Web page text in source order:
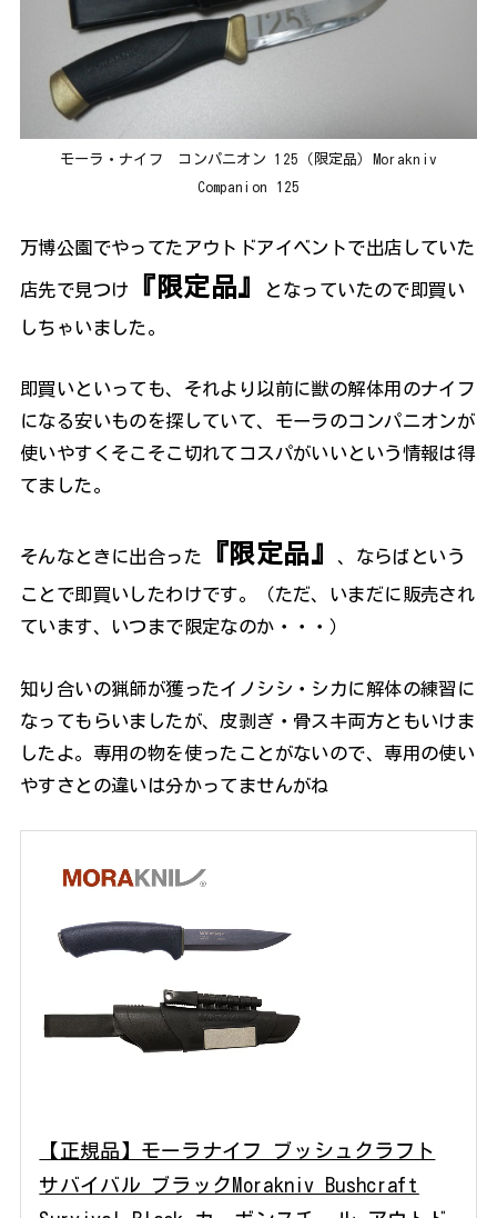
モーラ・ナイフ コンパニオン 125（限定品）Morakniv
Companion 125
万博公園でやってたアウトドアイベントで出店していた
店先で見つけ 『限定品』
となっていたので即買い
しちゃいました。
即買いといっても、それより以前に獣の解体用のナイフ
になる安いものを探していて、モーラのコンパニオンが
使いやすくそこそこ切れてコスパがいいという情報は得
てました。
そんなときに出合った 『限定品』、ならばという
ことで即買いしたわけです。（ただ、いまだに販売され
ています、いつまで限定なのか・・・）
知り合いの猟師が獲ったイノシシ・シカに解体の練習に
なってもらいましたが、皮剥ぎ・骨スキ両方ともいけま
したよ。専用の物を使ったことがないので、専用の使い
やすさとの違いは分かってませんがね
【正規品】モーラナイフ ブッシュクラフト
サバイバル ブラックMorakniv Bushcraft